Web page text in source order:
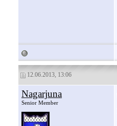
12.06.2013, 13:06
Nagarjuna
Senior Member